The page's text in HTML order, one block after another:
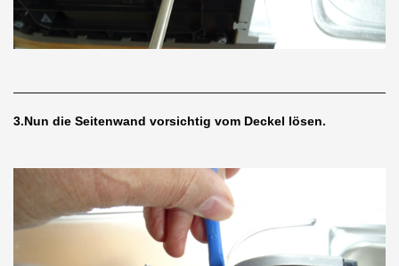
3.Nun die Seitenwand vorsichtig vom Deckel lösen.